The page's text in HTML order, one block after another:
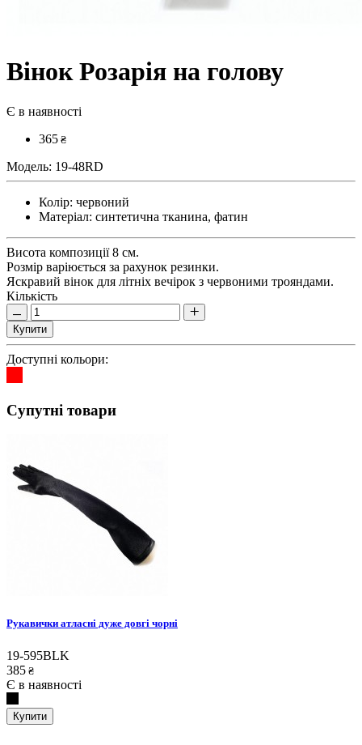
Вінок Розарія на голову
Є в наявності
365 ₴
Модель: 19-48RD
Колір: червоний
Матеріал: синтетична тканина, фатин
Висота композиції 8 см.
Розмір варіюється за рахунок резинки.
Яскравий вінок для літніх вечірок з червоними трояндами.
Кількість
Купити
Доступні кольори:
Супутні товари
Рукавички атласні дуже довгі чорні
19-595BLK
385 ₴
Є в наявності
Купити